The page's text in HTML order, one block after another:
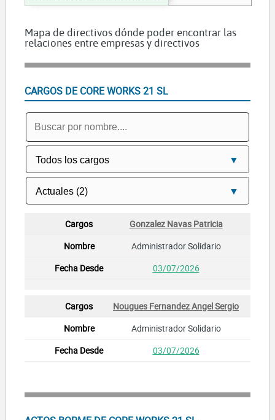
Mapa de directivos dónde poder encontrar las
relaciones entre empresas y directivos
CARGOS DE CORE WORKS 21 SL
Gonzalez Navas Patricia
Administrador Solidario
03/07/2026
Nougues Fernandez Angel Sergio
Administrador Solidario
03/07/2026